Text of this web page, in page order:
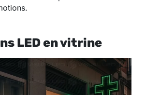
LED en vitrine